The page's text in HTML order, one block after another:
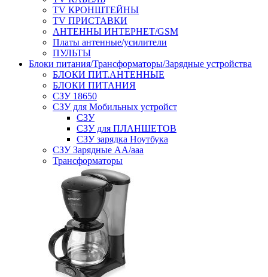
TV КРОНШТЕЙНЫ
TV ПРИСТАВКИ
АНТЕННЫ ИНТЕРНЕТ/GSM
Платы антенные/усилители
ПУЛЬТЫ
Блоки питания/Трансформаторы/Зарядные устройства
БЛОКИ ПИТ.АНТЕННЫЕ
БЛОКИ ПИТАНИЯ
СЗУ 18650
СЗУ для Мобильных устройст
СЗУ
СЗУ для ПЛАНШЕТОВ
СЗУ зарядка Ноутбука
СЗУ Зарядные АА/ааа
Трансформаторы